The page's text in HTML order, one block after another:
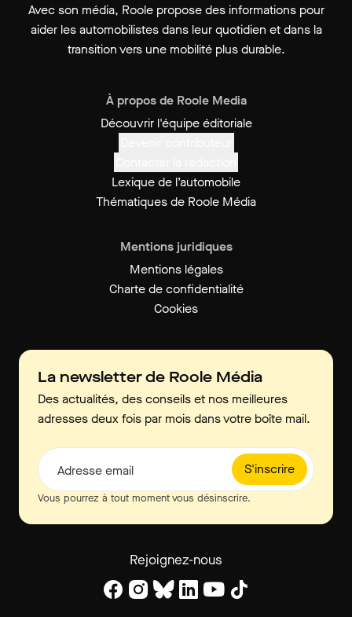
Avec son média, Roole propose des informations pour
aider les automobilistes dans leur quotidien et dans la
transition vers une mobilité plus durable.
À propos de Roole Media
Découvrir l'équipe éditoriale
Lexique de l’automobile
Thématiques de Roole Média
Mentions juridiques
Mentions légales
Charte de confidentialité
Cookies
La newsletter de Roole Média
Des actualités, des conseils et nos meilleures
adresses deux fois par mois dans votre boîte mail.
S'inscrire
Adresse email
Vous pourrez à tout moment vous désinscrire.
Rejoignez-nous